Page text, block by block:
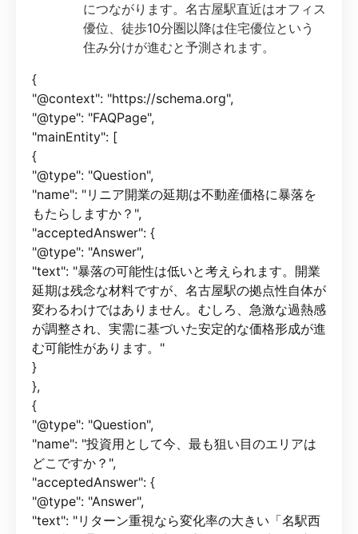
につながります。名古屋駅直近はオフィス
優位、徒歩10分圏以降は住宅優位という
住み分けが進むと予測されます。
{
"@context": "https://schema.org",
"@type": "FAQPage",
"mainEntity": [
{
"@type": "Question",
"name": "リニア開業の延期は不動産価格に暴落を
もたらしますか？",
"acceptedAnswer": {
"@type": "Answer",
"text": "暴落の可能性は低いと考えられます。開業
延期は残念な材料ですが、名古屋駅の拠点性自体が
変わるわけではありません。むしろ、急激な過熱感
が調整され、実需に基づいた安定的な価格形成が進
む可能性があります。"
}
},
{
"@type": "Question",
"name": "投資用として今、最も狙い目のエリアは
どこですか？",
"acceptedAnswer": {
"@type": "Answer",
"text": "リターン重視なら変化率の大きい「名駅西